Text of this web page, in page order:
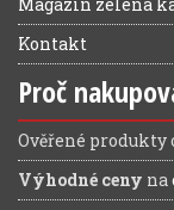
Kontakt
Proč
Ověřené produkty
Výhodné ceny na